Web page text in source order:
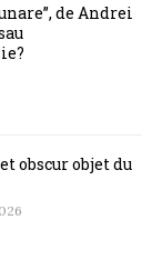
de Andrei
obscur objet du